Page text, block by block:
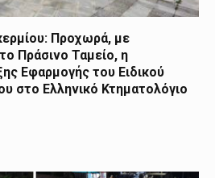
Προχωρά, με
Πράσινο Ταμείο, η
Εφαρμογής του Ειδικού
στο Ελληνικό Κτηματολόγιο